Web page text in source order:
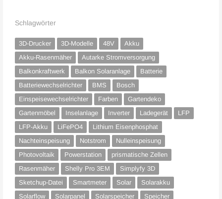
Schlagwörter
3D-Drucker 3D-Modelle 48V
Akku
Akku-Rasenmäher
Autarke Stromversorgung
Balkonkraftwerk
Balkon Solaranlage
Batterie
Batteriewechselrichter
BMS
Bosch
Einspeisewechselrichter
Farben
Gartendeko
Gartenmöbel
Inselanlage Inverter Ladegerät
LFP
LFP-Akku
LiFePO4
Lithium Eisenphosphat
Nachteinspeisung
Notstrom
Nulleinspeisung
Photovoltaik
Powerstation
prismatische Zellen
Rasenmäher
Shelly Pro 3EM
Simplyfy 3D
Sketchup-Datei
Smartmeter Solar
Solarakku
Solarflow
Solarpanel Solarspeicher
Speicher